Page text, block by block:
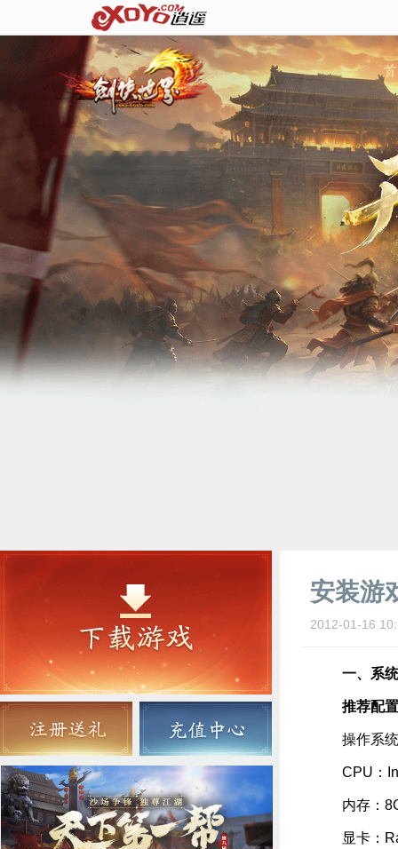
安装游
2012-01-16
一、系
推荐配
操作系统
CPU：
内存：
显卡：